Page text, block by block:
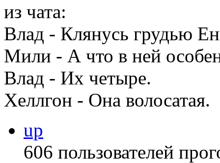
из чата:
Влад - Клянусь грудью
Мили - А что в ней
Влад - Их четыре.
Хеллгон - Она волосатая.
up
606 пользователей